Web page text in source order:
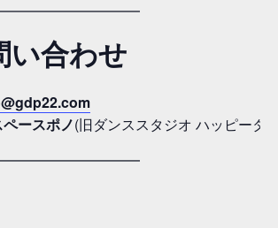
い合わせ
ースポノ(旧ダンススタジオ ハッピータ